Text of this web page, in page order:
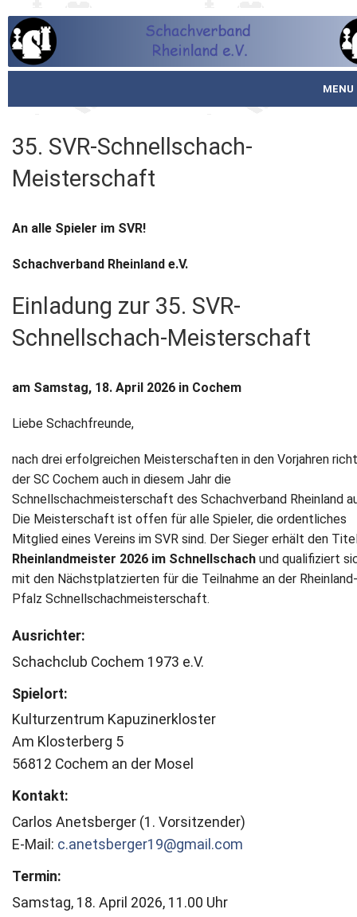
MENU
Schachjugend
Fotos
Service
Newsletter
Kontakt
Impressum
Datenschutz
35. SVR-Schnellschach-
Meisterschaft
An alle Spieler im SVR!
Schachverband Rheinland e.V.
Einladung zur 35. SVR-
Schnellschach-Meisterschaft
am Samstag, 18. April 2026 in Cochem
Liebe Schachfreunde,
nach drei erfolgreichen Meisterschaften in den Vorjahren
der SC Cochem auch in diesem Jahr die
Schnellschachmeisterschaft des Schachverband Rheinland
Die Meisterschaft ist offen für alle Spieler, die ordentliches
Mitglied eines Vereins im SVR sind. Der Sieger erhält den
Rheinlandmeister 2026 im Schnellschach und qualifiziert
mit den Nächstplatzierten für die Teilnahme an der Rheinland-
Pfalz Schnellschachmeisterschaft.
Ausrichter:
Schachclub Cochem 1973 e.V.
Spielort:
Kulturzentrum Kapuzinerkloster
Am Klosterberg 5
56812 Cochem an der Mosel
Kontakt:
Carlos Anetsberger (1. Vorsitzender)
E-Mail: c.anetsberger19@gmail.com
Termin:
Samstag, 18. April 2026, 11.00 Uhr